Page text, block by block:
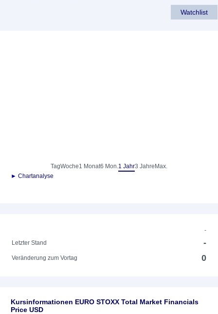
Watchlist
TagWoche1 Monat6 Mon.1 Jahr3 Jahre Max.
► Chartanalyse
-
Letzter Stand
-
Veränderung zum Vortag 0
Kursinformationen EURO STOXX Total Market Financials
Price USD